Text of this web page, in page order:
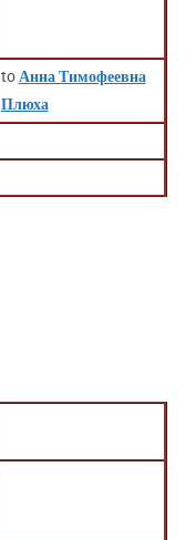
to Анна Тимофеевна
Плюха